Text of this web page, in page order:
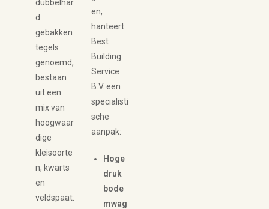
dubbelhar
d
gebakken
tegels
genoemd,
bestaan
uit een
mix van
hoogwaar
dige
kleisoorte
n, kwarts
en
veldspaat.
en,
hanteert
Best
Building
Service
B.V. een
specialisti
sche
aanpak:
Hoge
druk
bode
mwag